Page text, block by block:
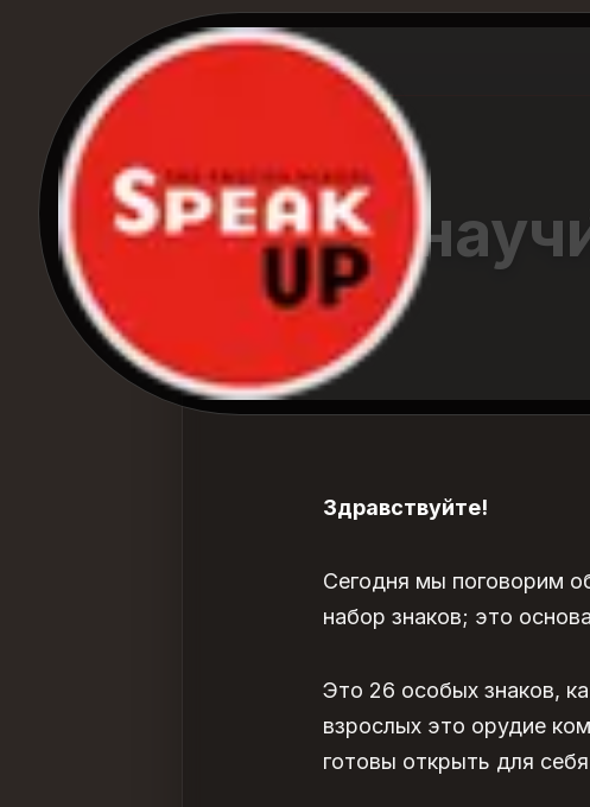
Как
Здравствуйте!
Сегодня мы поговорим
набор знаков; это
Это 26 особых знаков,
взрослых это орудие
готовы открыть для